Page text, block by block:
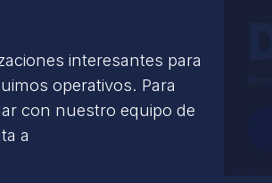
interesantes para
operativos. Para
con nuestro equipo de
a